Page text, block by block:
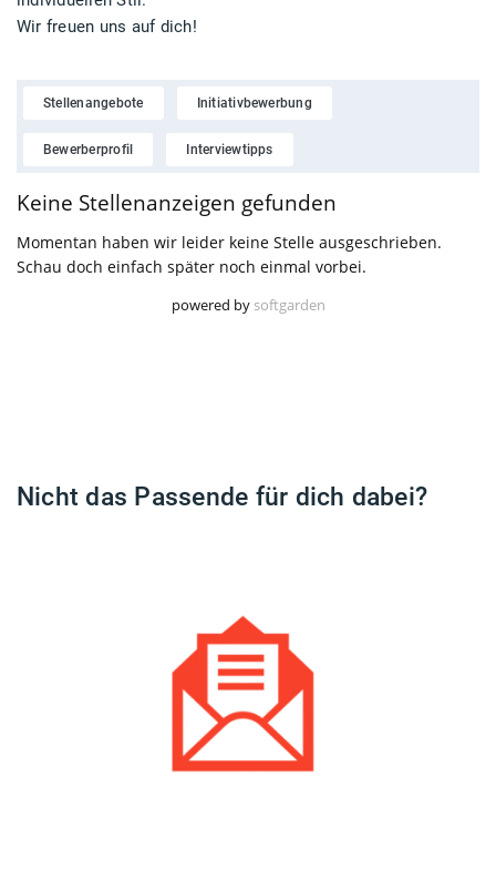
Wir freuen uns auf dich!
Stellenangebote Initiativbewerbung
Bewerberprofil Interviewtipps
Nicht das Passende für dich dabei?